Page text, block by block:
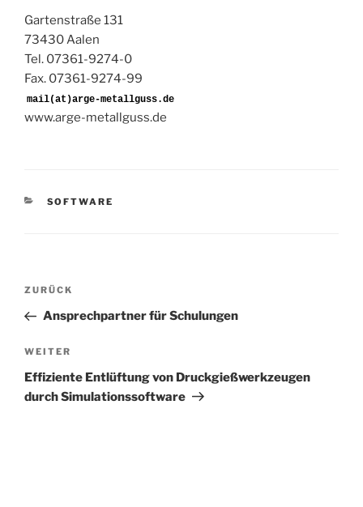
Gartenstraße 131
73430 Aalen
Tel. 07361-9274-0
Fax. 07361-9274-99
www.arge-metallguss.de
KATEGORIEN
SOFTWARE
Beitragsnavigation
Vorheriger
Beitrag
ZURÜCK
Ansprechpartner für Schulungen
Nächster
Beitrag
WEITER
Effiziente Entlüftung von Druckgießwerkzeugen
durch Simulationssoftware